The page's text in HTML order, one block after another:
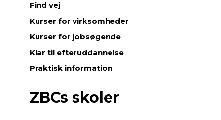
Find vej
Kurser for virksomheder
Kurser for jobsøgende
Klar til efteruddannelse
Praktisk information
ZBCs skoler